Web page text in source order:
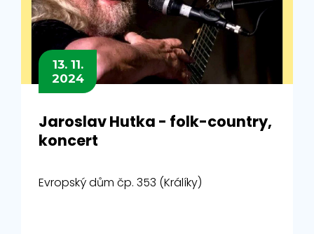
13. 11.
2024
Jaroslav Hutka - folk-country,
koncert
Evropský dům čp. 353 (Králíky)